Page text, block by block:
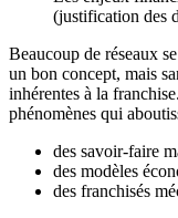
(justification des
Beaucoup de réseaux
un bon concept, mais
inhérentes à la
phénomènes qui
des savoir-faire
des modèles
des franchisés